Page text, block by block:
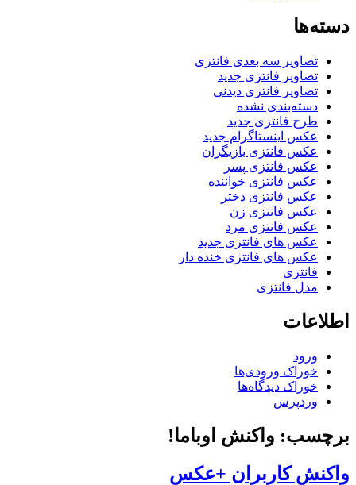
دسته‌ها
تصاویر سه بعدی فانتزی
تصاویر فانتزی جدید
تصاویر فانتزی دیدنی
دسته‌بندی نشده
طرح فانتزی جدید
عکس اینستاگرام جدید
عکس فانتزی بازیگران
عکس فانتزی پسر
عکس فانتزی خواننده
عکس فانتزی دختر
عکس فانتزی زن
عکس فانتزی مرد
عکس های فانتزی جدید
عکس های فانتزی خنده دار
فانتزی
مدل فانتزی
اطلاعات
ورود
خوراک ورودی‌ها
خوراک دیدگاه‌ها
وردپرس
برچسب: واکنش اوباما!
واکنش کاربران +عکس